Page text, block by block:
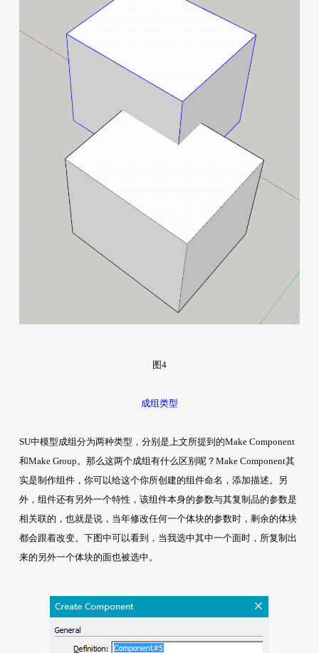
图4
成组类型
SU中模型成组分为两种类型，分别是上文所提到的Make Component
和Make Group。那么这两个成组有什么区别呢？Make Component其
实是制作组件，你可以给这个你所创建的组件命名，添加描述。另
外，组件还有另外一个特性，该组件本身的参数与其复制品的参数是
相关联的，也就是说，当年修改任何一个体块的参数时，剩余的体块
都会跟着改变。下图中可以看到，当我选中其中一个面时，所复制出
来的另外一个体块的面也被选中。